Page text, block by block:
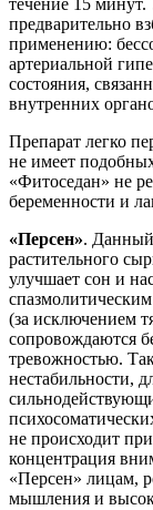
течение 15
предварительно
применению:
артериальной
состояния,
внутренних
Препарат легко
не имеет
«Фитоседан» не
беременности и
«Персен». Данный
растительного
улучшает сон и
(за исключением
сопровождаются
тревожностью.
нестабильности,
не происходит
концентрация
«Персен» лицам,
мышления и